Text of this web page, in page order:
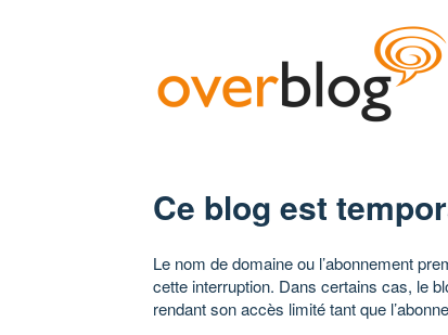
Ce blog est
Le nom de domaine ou l’abonnement
cette interruption. Dans certains cas, le
rendant son accès limité tant que